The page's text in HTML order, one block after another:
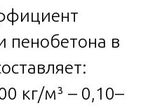
пенобетона в
кг/м³ – 0,10–